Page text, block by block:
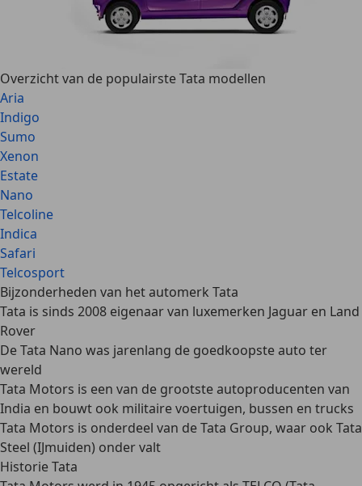
Overzicht van de populairste Tata modellen
Aria
Indigo
Sumo
Xenon
Estate
Nano
Telcoline
Indica
Safari
Telcosport
Bijzonderheden van het automerk Tata
Tata is sinds 2008 eigenaar van luxemerken Jaguar en Land
Rover
De Tata Nano was jarenlang de goedkoopste auto ter
wereld
Tata Motors is een van de grootste autoproducenten van
India en bouwt ook militaire voertuigen, bussen en trucks
Tata Motors is onderdeel van de Tata Group, waar ook Tata
Steel (IJmuiden) onder valt
Historie Tata